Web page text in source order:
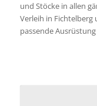
und Stöcke in allen
Verleih in Fichtelberg
passende